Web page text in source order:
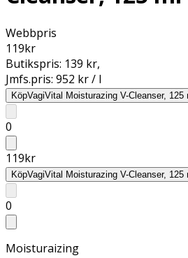
Webbpris
119kr
Butikspris: 139 kr,
Jmfs.pris: 952 kr / l
KöpVagiVital Moisturazing V-Cleanser, 125
0
119kr
KöpVagiVital Moisturazing V-Cleanser, 125
0
Moisturaizing